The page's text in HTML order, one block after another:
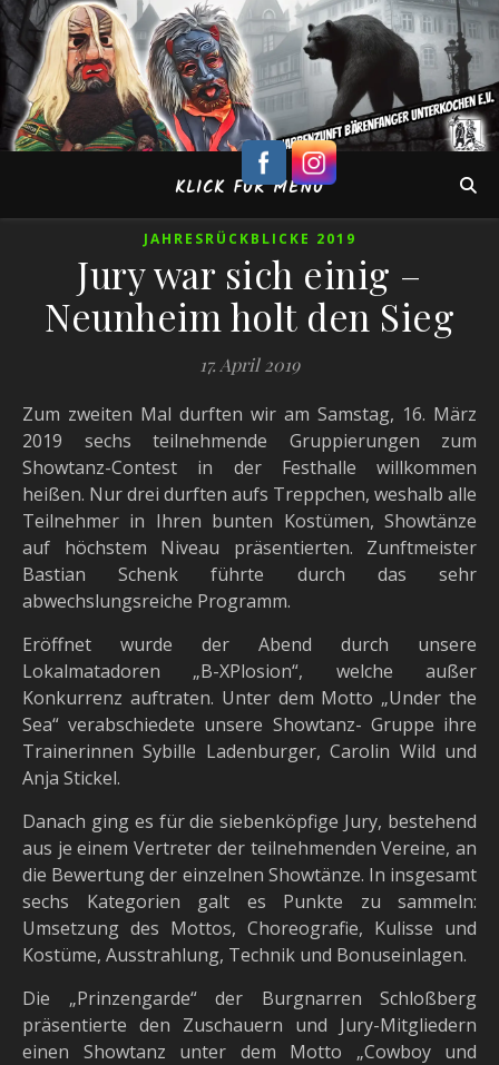
KLICK FÜR MENÜ
JAHRESRÜCKBLICKE 2019
Jury war sich einig –
Neunheim holt den Sieg
17. April 2019
Zum zweiten Mal durften wir am Samstag, 16. März
2019 sechs teilnehmende Gruppierungen zum
Showtanz-Contest in der Festhalle willkommen
heißen. Nur drei durften aufs Treppchen, weshalb alle
Teilnehmer in Ihren bunten Kostümen, Showtänze
auf höchstem Niveau präsentierten. Zunftmeister
Bastian Schenk führte durch das sehr
abwechslungsreiche Programm.
Eröffnet wurde der Abend durch unsere
Lokalmatadoren „B-XPlosion“, welche außer
Konkurrenz auftraten. Unter dem Motto „Under the
Sea“ verabschiedete unsere Showtanz- Gruppe ihre
Trainerinnen Sybille Ladenburger, Carolin Wild und
Anja Stickel.
Danach ging es für die siebenköpfige Jury, bestehend
aus je einem Vertreter der teilnehmenden Vereine, an
die Bewertung der einzelnen Showtänze. In insgesamt
sechs Kategorien galt es Punkte zu sammeln:
Umsetzung des Mottos, Choreografie, Kulisse und
Kostüme, Ausstrahlung, Technik und Bonuseinlagen.
Die „Prinzengarde“ der Burgnarren Schloßberg
präsentierte den Zuschauern und Jury-Mitgliedern
einen Showtanz unter dem Motto „Cowboy und